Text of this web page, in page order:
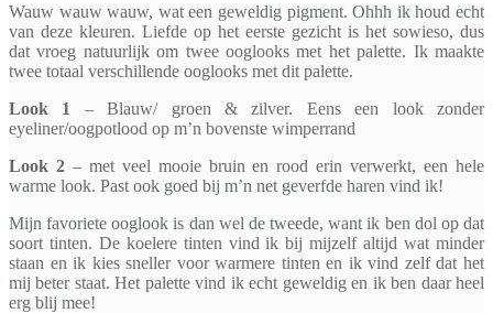
Wauw wauw wauw, wat een geweldig pigment. Ohhh ik houd echt
van deze kleuren. Liefde op het eerste gezicht is het sowieso, dus
dat vroeg natuurlijk om twee ooglooks met het palette. Ik maakte
twee totaal verschillende ooglooks met dit palette.
Look 1
– Blauw/ groen & zilver. Eens een look zonder
eyeliner/oogpotlood op m’n bovenste wimperrand
Look 2– met veel mooie bruin en rood erin verwerkt, een hele
warme look. Past ook goed bij m’n net geverfde haren vind ik!
Mijn favoriete ooglook is dan wel de tweede, want ik ben dol op dat
soort tinten. De koelere tinten vind ik bij mijzelf altijd wat minder
staan en ik kies sneller voor warmere tinten en ik vind zelf dat het
mij beter staat. Het palette vind ik echt geweldig en ik ben daar heel
erg blij mee!